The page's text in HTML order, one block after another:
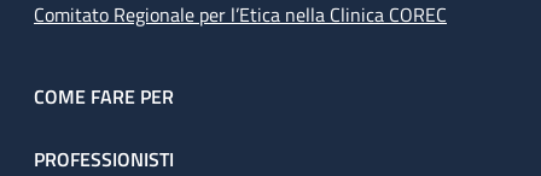
Comitato Regionale per l’Etica nella Clinica COREC
COME FARE PER
PROFESSIONISTI